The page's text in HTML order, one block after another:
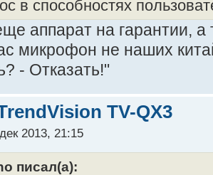
в способностях
аппарат на гарантии, а
микрофон не наших
- Отказать!"
TV-QX3
2013, 21:15
писал(а):